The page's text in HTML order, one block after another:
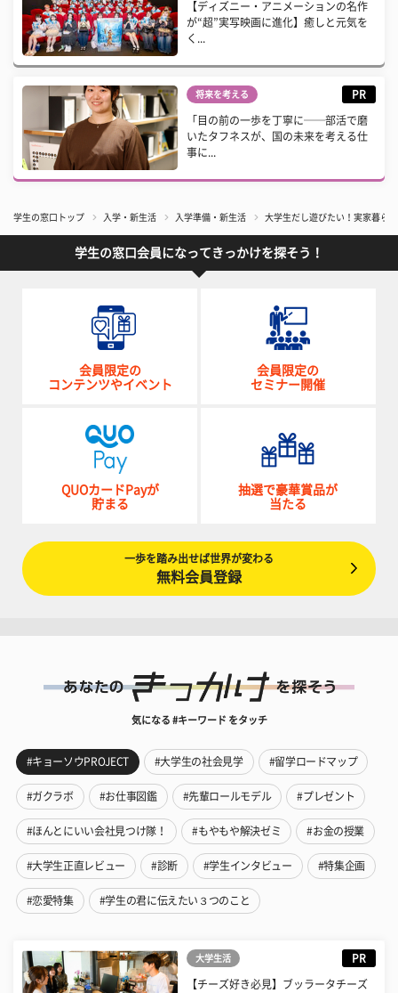
【ディズニー・アニメーションの名作
が“超”実写映画に進化】癒しと元気を
く...
将来を考える PR
「目の前の一歩を丁寧に──部活で磨
いたタフネスが、国の未来を考える仕
事に...
学生の窓口トップ 入学・新生活 入学準備・新生活 大学生だし遊びたい！実家暮ら
学生の窓口会員になってきっかけを探そう！
会員限定の
コンテンツやイベント
会員限定の
セミナー開催
QUOカードPayが
貯まる
抽選で豪華賞品が
当たる
一歩を踏み出せば世界が変わる
無料会員登録
気になる #キーワード をタッチ
#キョーソウPROJECT #大学生の社会見学 #留学ロードマップ
#ガクラボ #お仕事図鑑 #先輩ロールモデル #プレゼント
#ほんとにいい会社見つけ隊！ #もやもや解決ゼミ #お金の授業
#大学生正直レビュー #診断 #学生インタビュー #特集企画
#恋愛特集 #学生の君に伝えたい３つのこと
大学生活 PR
【チーズ好き必見】ブッラータチーズ